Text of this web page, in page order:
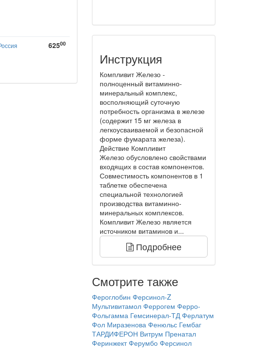
62500
Инструкция
Компливит Железо -
полноценный витаминно-
минеральный комплекс,
восполняющий суточную
потребность организма в железе
(содержит 15 мг железа в
легкоусваиваемой и безопасной
форме фумарата железа).
Действие Компливит
Железо обусловлено свойствами
входящих в состав компонентов.
Совместимость компонентов в 1
таблетке обеспечена
специальной технологией
производства витаминно-
минеральных комплексов.
Компливит Железо является
источником витаминов и...
Подробнее
Смотрите также
Фероглобин Ферсинол-Z
Мультивитамол Феррогем Ферро-
Фольгамма Гемсинерал-ТД Ферлатум
Фол Миразенова Фенюльс Гембаг
ТАРДИФЕРОН Витрум Пренатал
Феринжект Ферумбо Ферсинол